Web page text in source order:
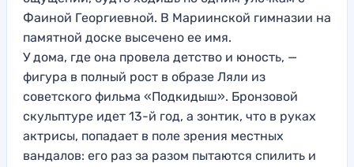
Фаиной Георгиевной. В Мариинской гимназии на
памятной доске высечено ее имя.
У дома, где она провела детство и юность, —
фигура в полный рост в образе Ляли из
советского фильма «Подкидыш». Бронзовой
скульптуре идет 13-й год, а зонтик, что в руках
актрисы, попадает в поле зрения местных
вандалов: его раз за разом пытаются спилить и